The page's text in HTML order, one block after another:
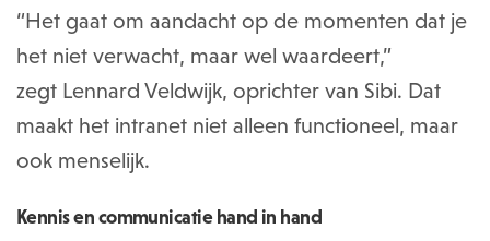
“Het gaat om aandacht op de momenten dat je
het niet verwacht, maar wel waardeert,”
zegt Lennard Veldwijk, oprichter van Sibi. Dat
maakt het intranet niet alleen functioneel, maar
ook menselijk.
Kennis en communicatie hand in hand